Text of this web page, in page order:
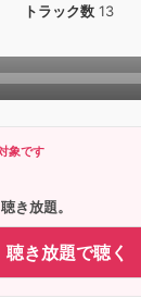
トラック数 13
象です
き放題。
聴き放題で聴く